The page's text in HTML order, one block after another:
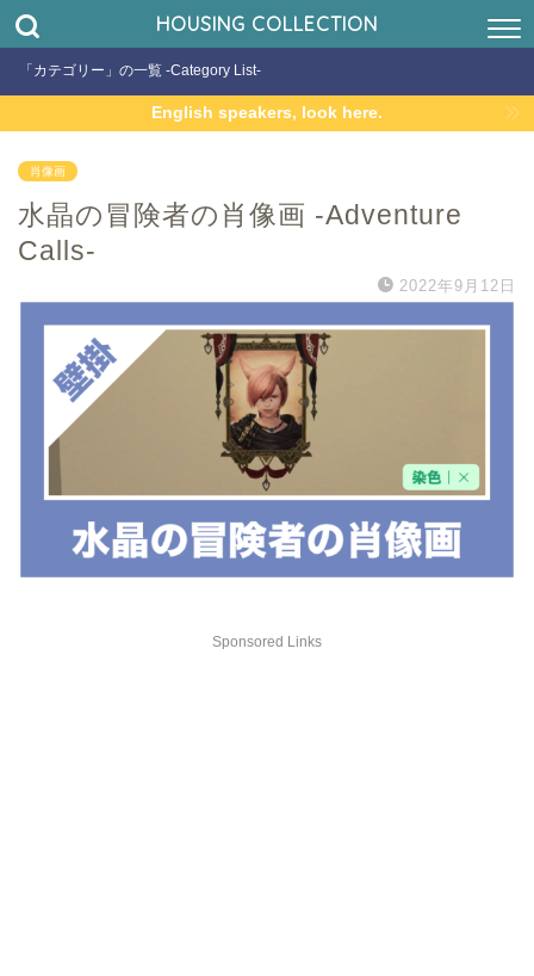
HOUSING COLLECTION
「カテゴリー」の一覧 -Category List-
English speakers, look here.
肖像画
水晶の冒険者の肖像画 -Adventure
Calls-
2022年9月12日
Sponsored Links